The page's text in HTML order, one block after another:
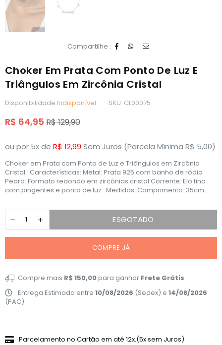
Compartilhe :
Choker Em Prata Com Ponto De Luz E
Triângulos Em Zircônia Cristal
Disponibilidade Indisponível SKU: CL00075
Preço
normal
R$ 64,95 R$ 129,90
ou por 5x de R$ 12,99 Sem Juros (Parcela Mínima R$ 5,00)
Choker em Prata com Ponto de Luz e Triângulos em Zircônia
Cristal Características: Metal: Prata 925 com banho de ródio
Pedra: Formato redondo em zircônias cristal Corrente: Elo fino
com pingentes e ponto de luz Medidas: Comprimento: 35cm...
ESGOTADO
COMPRE JÁ
Compre mais R$ 150,00para ganhar Frete Grátis
Entrega Estimada entre 10/08/2026 (Sedex) e 14/08/2026
(PAC).
Parcelamento no Cartão em até 12x.(5x sem Juros)